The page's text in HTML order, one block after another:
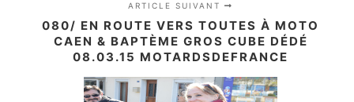
ARTICLE SUIVANT
080/ EN ROUTE VERS TOUTES À MOTO
CAEN & BAPTÈME GROS CUBE DÉDÉ
08.03.15 MOTARDSDEFRANCE